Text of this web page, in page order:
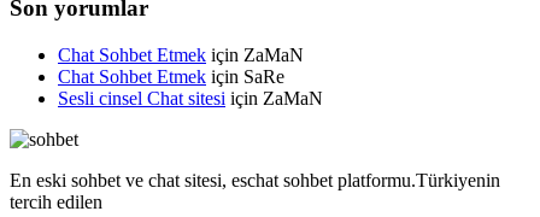
Son yorumlar
Chat Sohbet Etmek için ZaMaN
Chat Sohbet Etmek için SaRe
Sesli cinsel Chat sitesi için ZaMaN
En eski sohbet ve chat sitesi, eschat sohbet platformu.Türkiyenin
tercih edilen